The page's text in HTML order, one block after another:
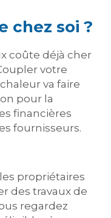
chez soi ?
coûte déjà cher
votre
va faire
pour la
financières
fournisseurs.
propriétaires
des travaux de
regardez